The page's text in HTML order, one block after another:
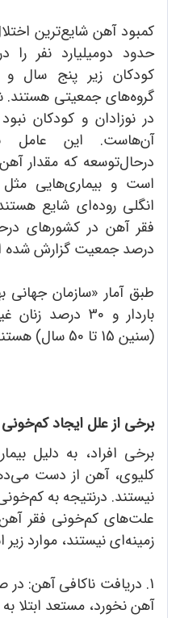
کمبود آهن شایع‌ترین
حدود دومیلیارد نفر را
کودکان زیر پنج سال و
گروه‌های جمعیتی هستند.
در نوزادان و کودکان
آن‌هاست. این عامل
درحال‌توسعه که مقدار
است و بیماری‌هایی مثل
انگلی روده‌ای شایع
درصد جمعیت گزارش
باردار و 30 درصد
(سنین 15 تا 50 سال) هستند، از کم‌خونی رنج می‌برند.
برخی از علل ایجاد
برخی افراد، به دلیل
کلیوی، آهن از دست
نیستند. درنتیجه به
علت‌های کم‌خونی فقر آهن
زمینه‌ای نیستند، موارد
1. دریافت ناکافی آهن:
آهن نخورد، مستعد ابتلا